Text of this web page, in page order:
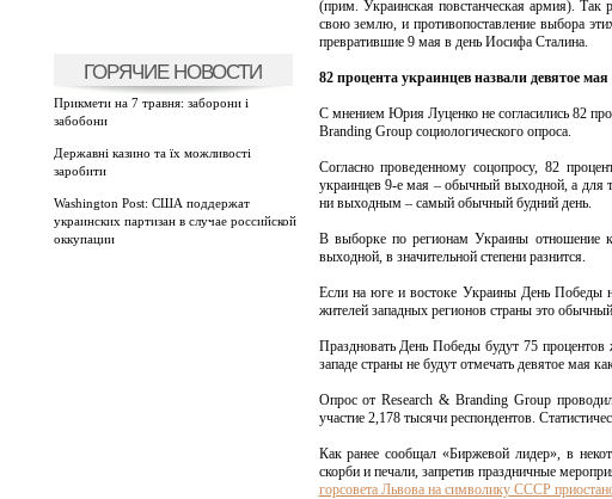
ГОРЯЧИЕ НОВОСТИ
Прикмети на 7 травня: заборони і
забобони
Державні казино та їх можливості
заробити
Washington Post: США поддержат
украинских партизан в случае российской
оккупации
(прим. Украинская повстанческая армия). Так
свою землю, и противопоставление выбора
превратившие 9 мая в день Иосифа Сталина.
82 процента украинцев назвали девятое
С мнением Юрия Луценко не согласились 82
Branding Group социологического опроса.
Согласно проведенному соцопросу, 82
украинцев 9-е мая – обычный выходной, а для
ни выходным – самый обычный будний день.
В выборке по регионам Украины отношение
выходной, в значительной степени разнится.
Если на юге и востоке Украины День Победы
жителей западных регионов страны это
Праздновать День Победы будут 75
западе страны не будут отмечать девятое мая
Опрос от Research & Branding Group
участие 2,178 тысячи респондентов.
Как ранее сообщал «Биржевой лидер», в
скорби и печали, запретив праздничные
горсовета Львова на символику СССР